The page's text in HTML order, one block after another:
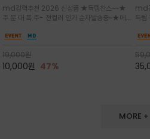
노바 심볼 전사 인쇄(Transfer
Printing)뒷밴딩으로 사이즈 조절이 가
능해 누구나 안정적으로 착용
md강력추천 2026 신상품 ★득템찬스~~★
주.문.대.폭.주- 전컬러 인기 순차발송중~★메쉬
일 보송보송한 스킨케어 핏(Skin-care fit)을
프,여행까지~~
19,000원
10,000원 47%
잡
뒷
터치
md
득
인트
스러
MORE +